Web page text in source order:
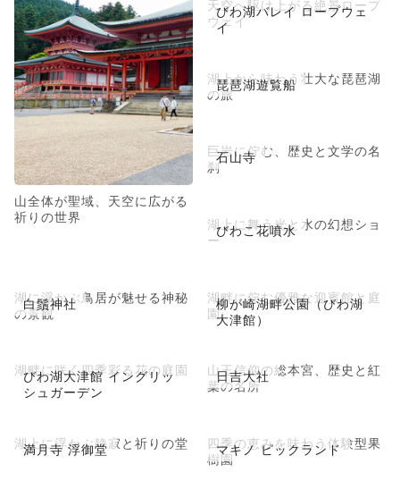
山全体が聖域、天空に広がる
祈りの世界
びわ湖バレイ ロープウェ
イ
天空へ駆け上がる絶景ロープ
ウェイ
琵琶湖遊覧船
湖上から味わう壮大な琵琶湖
の旅
石山寺
巨岩に佇む、歴史と文学の名
刹
びわこ花噴水
湖上に舞う光と水の幻想ショ
ー
白鬚神社
湖に浮かぶ鳥居が魅せる神秘
の景観
柳が崎湖畔公園（びわ湖
大津館）
湖畔に佇む優雅な迎賓館と庭
園
びわ湖大津館 イングリッ
シュガーデン
湖畔に咲く四季彩る花の庭園 日吉大社
山王信仰の総本宮、歴史と紅
葉の名所
満月寺 浮御堂
湖上に浮かぶ静寂と祈りの堂 マキノ ピックランド
四季の恵みを味わう体験型果
樹園